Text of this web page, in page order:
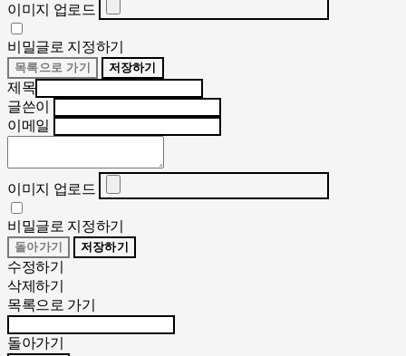
이미지 업로드
비밀글로 지정하기
목록으로 가기 저장하기
제목
글쓴이
이메일
이미지 업로드
비밀글로 지정하기
돌아가기 저장하기
수정하기
삭제하기
목록으로 가기
돌아가기